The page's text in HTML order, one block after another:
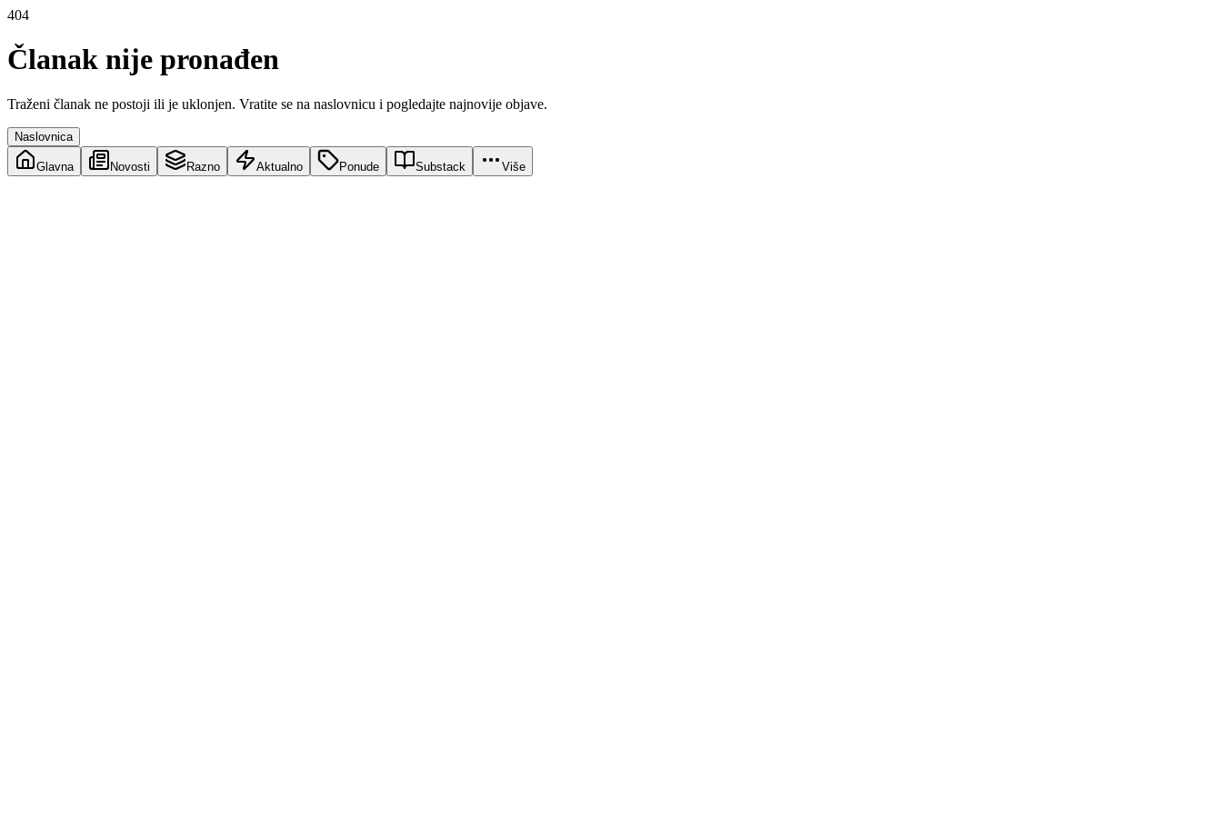
404
Članak nije pronađen
Traženi članak ne postoji ili je uklonjen. Vratite se na naslovnicu i pogledajte najnovije objave.
Naslovnica
Glavna Novosti Razno Aktualno Ponude Substack Više